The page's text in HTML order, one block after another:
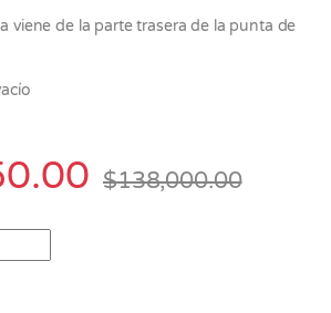
viene de la parte trasera de la punta de
$138,000.00
Bloque de 1.500 gr quantity